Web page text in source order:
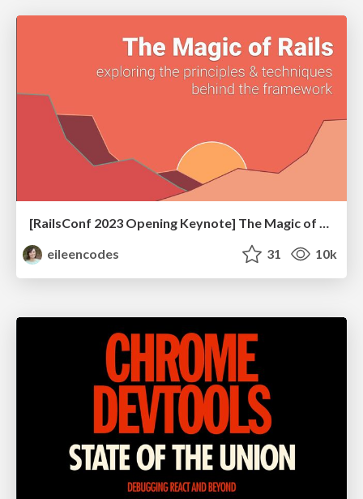
[RailsConf 2023 Opening Keynote] The Magic of Rails
eileencodes
31 10k